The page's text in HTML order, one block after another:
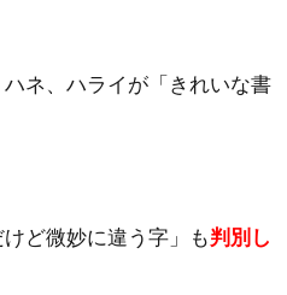
ネ、ハライが「きれいな書
ど微妙に違う字」も判別し